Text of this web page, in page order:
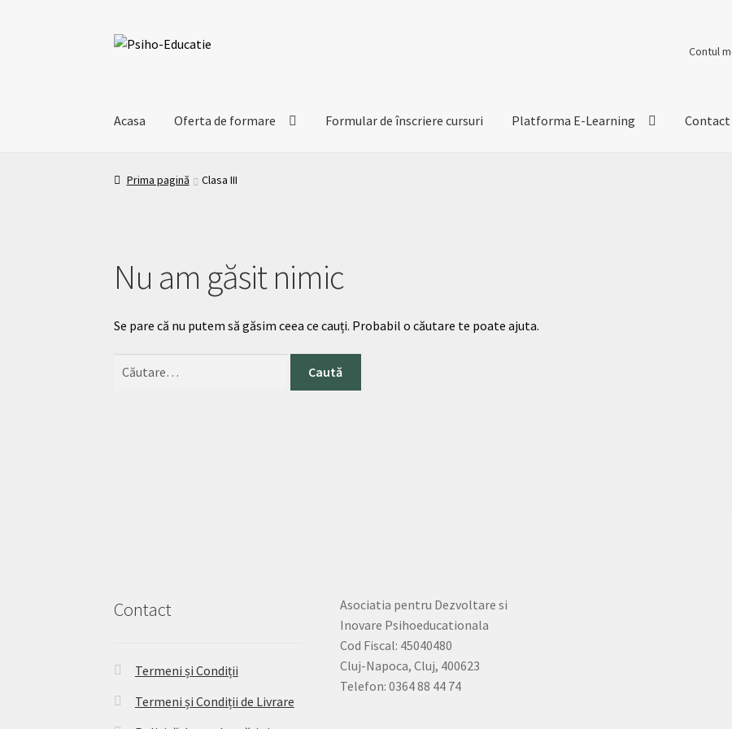
Contul
Acasa Oferta de formare Formular de înscriere cursuri Platforma E-Learning Contact
Prima pagină Clasa III
Nu am găsit nimic
Se pare că nu putem să găsim ceea ce cauți. Probabil o căutare te poate ajuta.
Contact
Termeni și Condiții
Termeni și Condiții de Livrare
Asociatia pentru Dezvoltare si
Inovare Psihoeducationala
Cod Fiscal: 45040480
Cluj-Napoca, Cluj, 400623
Telefon: 0364 88 44 74